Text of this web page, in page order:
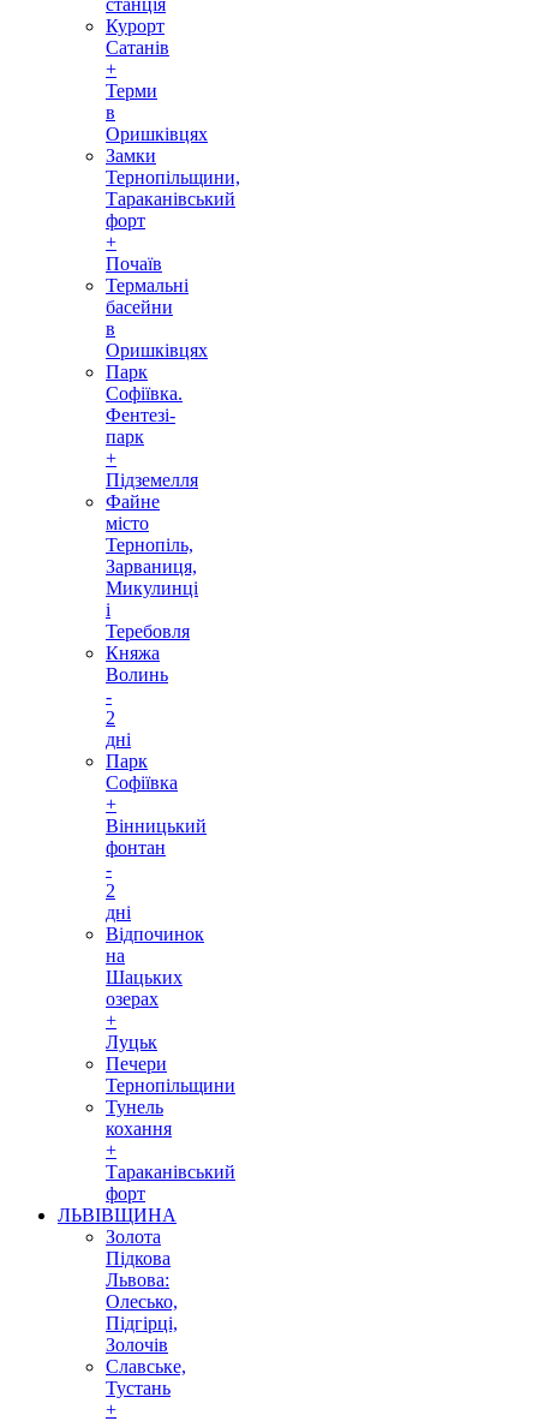
станція
Курорт
Сатанів
+
Терми
в
Оришківцях
Замки
Тернопільщини,
Тараканівський
форт
+
Почаїв
Термальні
басейни
в
Оришківцях
Парк
Софіївка.
Фентезі-
парк
+
Підземелля
Файне
місто
Тернопіль,
Зарваниця,
Микулинці
і
Теребовля
Княжа
Волинь
-
2
дні
Парк
Софіївка
+
Вінницький
фонтан
-
2
дні
Відпочинок
на
Шацьких
озерах
+
Луцьк
Печери
Тернопільщини
Тунель
кохання
+
Тараканівський
форт
ЛЬВІВЩИНА
Золота
Підкова
Львова:
Олесько,
Підгірці,
Золочів
Славське,
Тустань
+